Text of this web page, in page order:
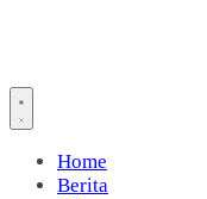
Home
Berita